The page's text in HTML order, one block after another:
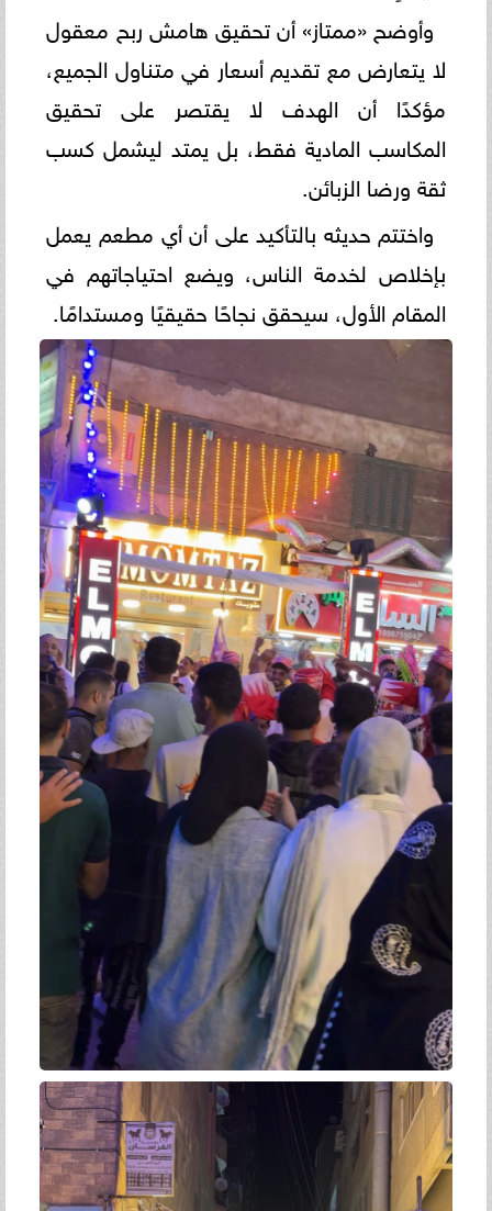
وأوضح «ممتاز» أن تحقيق هامش ربح معقول
لا يتعارض مع تقديم أسعار في متناول الجميع،
مؤكدًا أن الهدف لا يقتصر على تحقيق
المكاسب المادية فقط، بل يمتد ليشمل كسب
ثقة ورضا الزبائن.
واختتم حديثه بالتأكيد على أن أي مطعم يعمل
بإخلاص لخدمة الناس، ويضع احتياجاتهم في
المقام الأول، سيحقق نجاحًا حقيقيًا ومستدامًا.